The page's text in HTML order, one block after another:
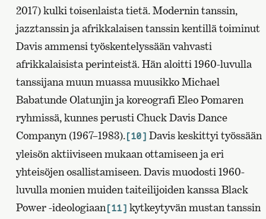
2017) kulki toisenlaista tietä. Modernin tanssin,
jazztanssin ja afrikkalaisen tanssin kentillä toiminut
Davis ammensi työskentelyssään vahvasti
afrikkalaisista perinteistä. Hän aloitti 1960-luvulla
tanssijana muun muassa muusikko Michael
Babatunde Olatunjin ja koreografi Eleo Pomaren
ryhmissä, kunnes perusti Chuck Davis Dance
Companyn (1967–1983).[10] Davis keskittyi työssään
yleisön aktiiviseen mukaan ottamiseen ja eri
yhteisöjen osallistamiseen. Davis muodosti 1960-
luvulla monien muiden taiteilijoiden kanssa Black
Power -ideologiaan[11] kytkeytyvän mustan tanssin